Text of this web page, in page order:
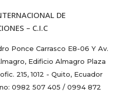
DE
– C.I.C
Ponce Carrasco E8-06 Y Av.
Edificio Almagro Plaza
215, 1012 - Quito, Ecuador
0982 507 405 / 0994 872